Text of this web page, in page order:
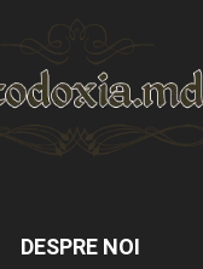
DESPRE NOI